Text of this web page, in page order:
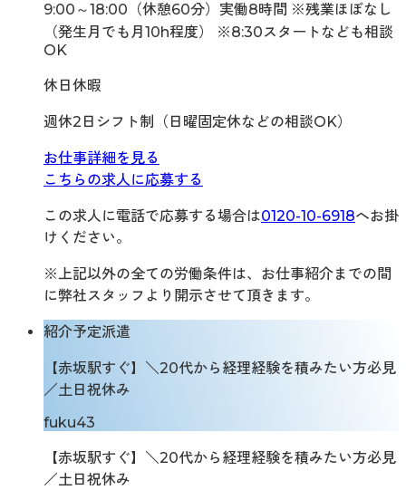
9:00～18:00（休憩60分）実働8時間 ※残業ほぼなし
（発生月でも月10h程度） ※8:30スタートなども相談
OK
休日休暇
週休2日シフト制（日曜固定休などの相談OK）
お仕事詳細を見る
こちらの求人に応募する
この求人に電話で応募する場合は0120-10-6918へお掛
けください。
※上記以外の全ての労働条件は、お仕事紹介までの間
に弊社スタッフより開示させて頂きます。
紹介予定派遣
【赤坂駅すぐ】＼20代から経理経験を積みたい方必見
／土日祝休み
fuku43
【赤坂駅すぐ】＼20代から経理経験を積みたい方必見
／土日祝休み